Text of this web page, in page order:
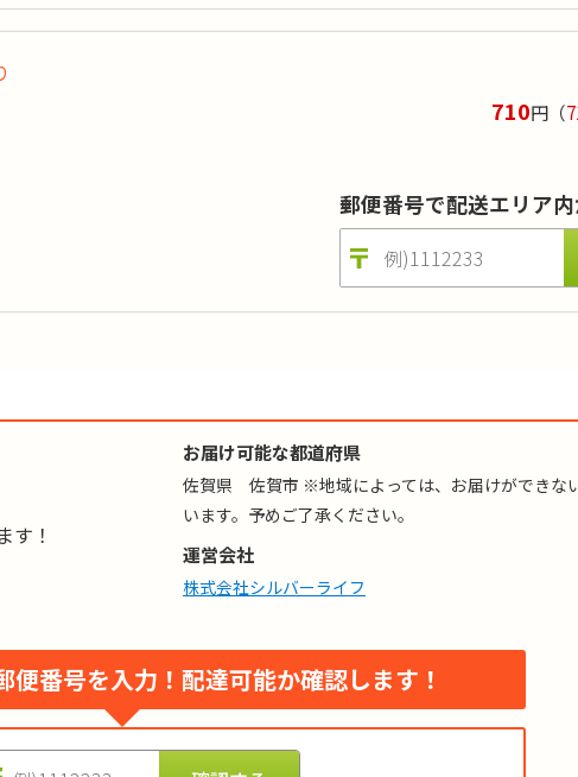
下／リン:-
（おかずのみは830円 ※税込）。たんぱく調整米でのご提供も可能です。
710円 （
み込むことが困難な方に。美味しさや料理の香りも兼ね備えており、
おかずのみは650円 ※税込)。おかゆの対応も無料で承ります。
郵便番号で配送エリア
す！
お届け可能な都道府県
佐賀県 佐賀市 ※地域によっては、お届けができな
います。予めご了承ください。
運営会社
株式会社シルバーライフ
便番号を入力！ 配達可能か確認します！